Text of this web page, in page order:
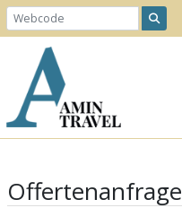
Offertenanfrage